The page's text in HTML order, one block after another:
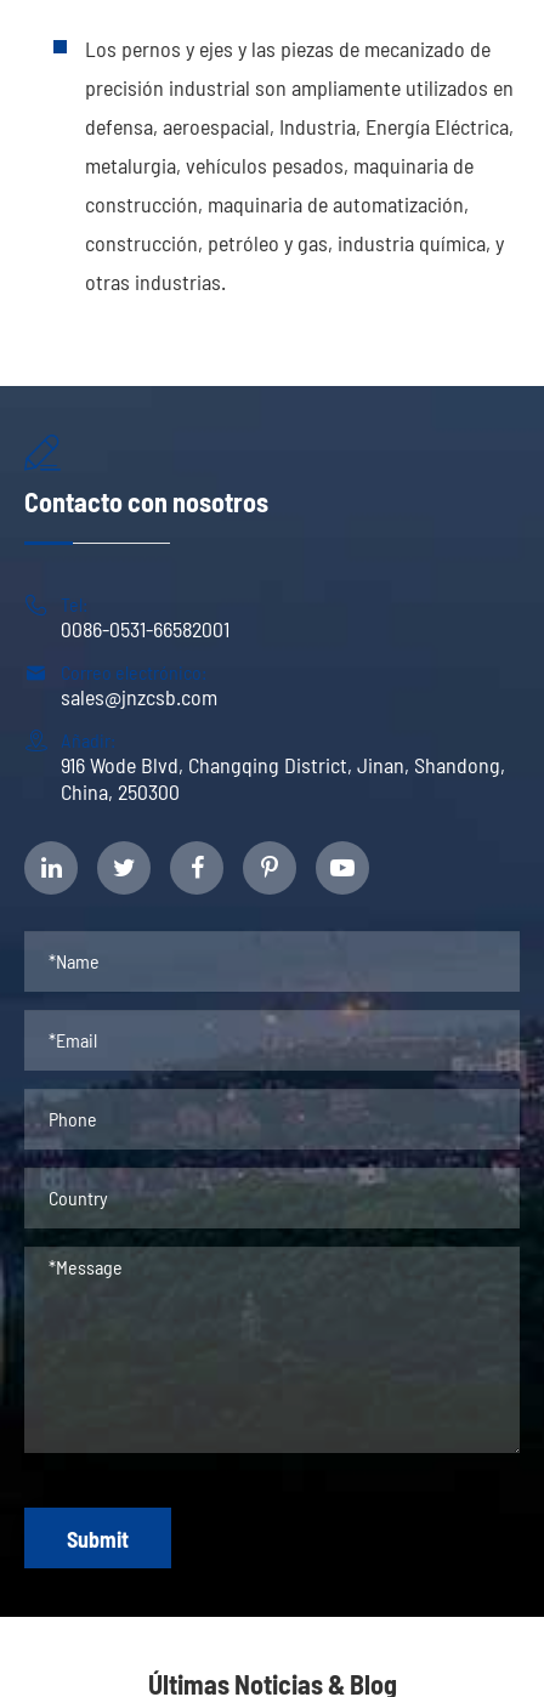
Los pernos y ejes y las piezas de mecanizado de
precisión industrial son ampliamente utilizados en
defensa, aeroespacial, Industria, Energía Eléctrica,
metalurgia, vehículos pesados, maquinaria de
construcción, maquinaria de automatización,
construcción, petróleo y gas, industria química, y
otras industrias.

Contacto con nosotros
 Tel:
0086-0531-66582001
 Correo electrónico:
sales@jnzcsb.com
 Añadir:
916 Wode Blvd, Changqing District, Jinan, Shandong,
China, 250300
Submit
Últimas Noticias & Blog